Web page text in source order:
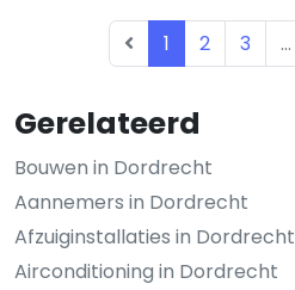
Gerelateerd
Bouwen in Dordrecht
Aannemers in Dordrecht
Afzuiginstallaties in Dordrecht
Airconditioning in Dordrecht
1 2 3 ...